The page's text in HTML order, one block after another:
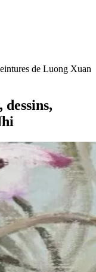
de Luong Xuan